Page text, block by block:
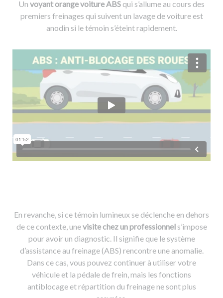
Un voyant orange voiture ABS qui s’allume au cours des
premiers freinages qui suivent un lavage de voiture est
anodin si le témoin s’éteint rapidement.
En revanche, si ce témoin lumineux se déclenche en dehors
de ce contexte, unevisite chez un professionnels’impose
pour avoir un diagnostic. Il signifie que le système
d’assistance au freinage (ABS) rencontre une anomalie.
Dans ce cas, vous pouvez continuer à utiliser votre
véhicule et la pédale de frein, mais les fonctions
antiblocage et répartition du freinage ne sont plus